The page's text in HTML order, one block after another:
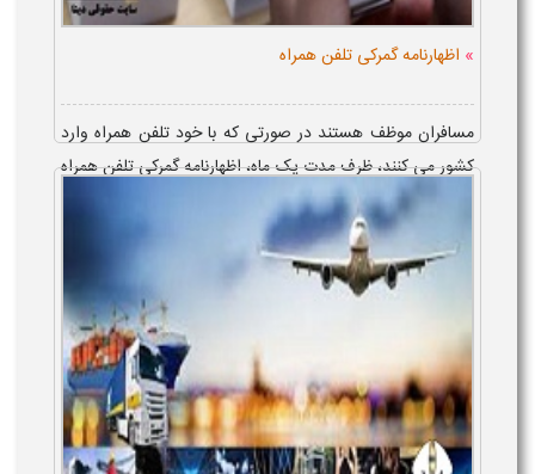
» اظهارنامه گمرکی تلفن همراه
مسافران موظف هستند در صورتی که با خود تلفن همراه وارد
کشور می کنند، ظرف مدت یک ماه، اظهارنامه گمرکی تلفن همراه
را در سامانه مربوطه به ثبت برسانند. شماره گذرنامه، کدملی و
شماره همرا...